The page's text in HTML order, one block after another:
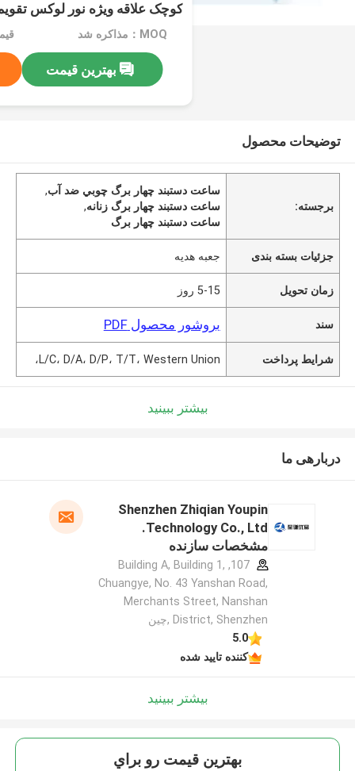
کوچک علاقه ویژه نور لوکس
MOQ：مذاکره شد
بهترین قیمت
توضیحات محصول
برجسته:
ساعت دستبند چهار برگ چوبي ضد آب,
ساعت دستبند چهار برگ زنانه,
ساعت دستبند چهار برگ
جزئیات بسته بندی جعبه هدیه
زمان تحویل 5-15 روز
سند بروشور محصول PDF
شرایط پرداخت L/C، D/A، D/P، T/T، Western Union،
بیشتر ببینید
دربارهی ما
Shenzhen Zhiqian Youpin
Technology Co., Ltd.
مشخصات سازنده
107, Building A, Building 1,
Chuangye, No. 43 Yanshan Road,
Merchants Street, Nanshan
District, Shenzhen ,چین
5.0
کننده تایید شده
بیشتر ببینید
بهترين قيمت رو براي